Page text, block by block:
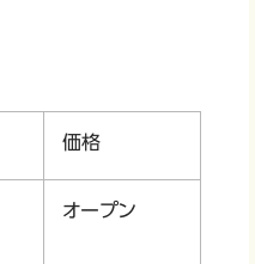
価格
オープン